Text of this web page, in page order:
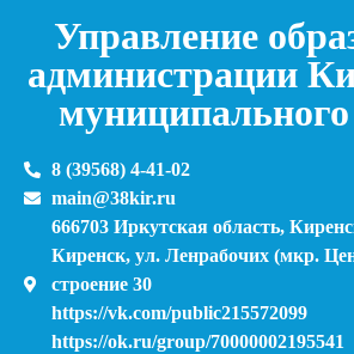
Управление
администрации
8 (39568) 4-41-02
main@38kir.ru
666703 Иркутская область,
Киренск, ул. Ленрабочих (мкр.
строение 30
https://vk.com/public215572099
https://ok.ru/group/70000002195541